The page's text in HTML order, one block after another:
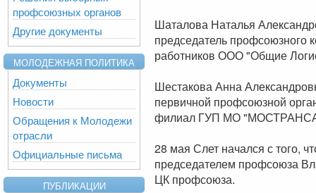
профсоюзных органов
Другие документы
МОЛОДЕЖНАЯ ПОЛИТИКА
Документы
Новости
Обращения к Молодежи
отрасли
Официальные письма
ПУБЛИКАЦИИ
Шаталова Наталья
председатель профсоюзного
работников ООО "Общие
Шестакова Анна
первичной профсоюзной
филиал ГУП МО
28 мая Слет начался с того,
председателем профсоюза
ЦК профсоюза.